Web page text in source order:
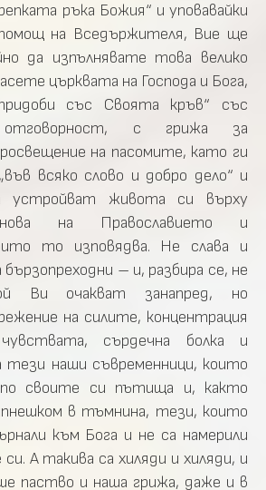
ръка Божия“ и уповавайки
на Вседържителя, Вие ще
да изпълнявате това велико
църквата на Господа и Бога,
със Своята кръв“ със
с грижа за
на пасомите, като ги
всяко слово и добро дело“ и
устройват живота си върху
на Православието и
то изповядва. Не слава и
– и, разбира се, не
Ви очакват занапред, но
на силите, концентрация
сърдечна болка и
тези наши съвременници, които
своите си пътища и, както
в тъмнина, тези, които
към Бога и не са намерили
А такива са хиляди и хиляди, и
паство и наша грижа, даже и в